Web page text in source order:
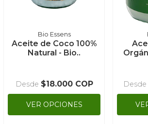
Bio Essens
Aceite de Coco 100%
Natural - Bio..
Desde $18.000 COP
VER OPCIONES
Desde